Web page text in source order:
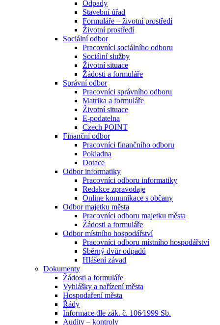
Odpady
Stavební úřad
Formuláře – životní prostředí
Životní prostředí
Sociální odbor
Pracovníci sociálního odboru
Sociální služby
Životní situace
Žádosti a formuláře
Správní odbor
Pracovníci správního odboru
Matrika a formuláře
Životní situace
E-podatelna
Czech POINT
Finanční odbor
Pracovníci finančního odboru
Pokladna
Dotace
Odbor informatiky
Pracovníci odboru informatiky
Redakce zpravodaje
Online komunikace s občany
Odbor majetku města
Pracovníci odboru majetku města
Žádosti a formuláře
Odbor místního hospodářství
Pracovníci odboru místního hospodářství
Sběrný dvůr odpadů
Hlášení závad
Dokumenty
Žádosti a formuláře
Vyhlášky a nařízení města
Hospodaření města
Řády
Informace dle zák. č. 106⁄1999 Sb.
Audity – kontroly